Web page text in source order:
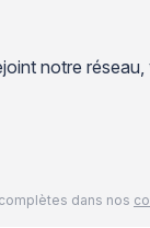
notre
dans nos